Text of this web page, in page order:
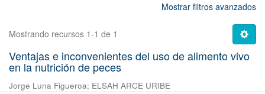
Mostrar filtros avanzados
Mostrando recursos 1-1 de 1
Ventajas e inconvenientes del uso de alimento vivo
en la nutrición de peces
Jorge Luna Figueroa; ELSAH ARCE URIBE